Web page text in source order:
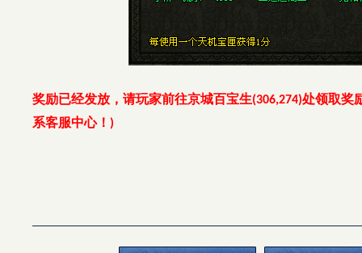
奖励已经发放，请玩家前往京城百宝生(306,274)处领取奖
系客服中心！ )